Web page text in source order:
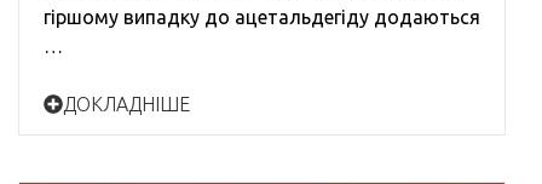
гіршому випадку до ацетальдегіду додаються
…
ДОКЛАДНІШЕ